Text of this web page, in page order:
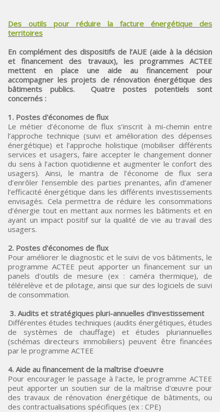
Des outils pour réduire la facture énergétique des
territoires
En complément des dispositifs de l’AUE (aide à la décision
et financement des travaux), les programmes ACTEE
mettent en place une aide au financement pour
accompagner les projets de rénovation énergétique des
bâtiments publics. Quatre postes potentiels sont
concernés :
1. Postes d'économes de flux
Le métier d’économe de flux s’inscrit à mi-chemin entre
l’approche technique (suivi et amélioration des dépenses
énergétique) et l’approche holistique (mobiliser différents
services et usagers, faire accepter le changement donner
du sens à l’action quotidienne et augmenter le confort des
usagers). Ainsi, le mantra de l’économe de flux sera
d’enrôler l’ensemble des parties prenantes, afin d’amener
l’efficacité énergétique dans les différents investissements
envisagés. Cela permettra de réduire les consommations
d’énergie tout en mettant aux normes les bâtiments et en
ayant un impact positif sur la qualité de vie au travail des
usagers.
2. Postes d'économes de flux
Pour améliorer le diagnostic et le suivi de vos bâtiments, le
programme ACTEE peut apporter un financement sur un
panels d'outils de mesure (ex : caméra thermique), de
télérelève et de pilotage, ainsi que sur des logiciels de suivi
de consommation.
3. Audits et stratégiques pluri-annuelles d'investissement
Différentes études techniques (audits énergétiques, études
de systèmes de chauffage) et études pluriannuelles
(schémas directeurs immobiliers) peuvent être financées
par le programme ACTEE
4. Aide au financement de la maîtrise d'oeuvre
Pour encourager le passage à l'acte, le programme ACTEE
peut apporter un soutien sur de la maîtrise d'œuvre pour
des travaux de rénovation énergétique de bâtiments, ou
des contractualisations spécifiques (ex : CPE)